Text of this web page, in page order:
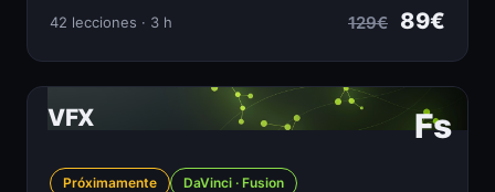
42 lecciones · 3 h 129€ 89€
Fs
VFX
Próximamente
DaVinci · Fusion